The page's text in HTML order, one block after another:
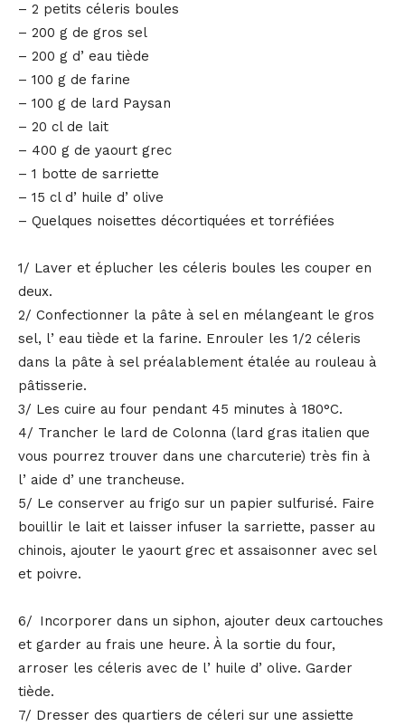
– 2 petits céleris boules
– 200 g de gros sel
– 200 g dʼeau tiède
– 100 g de farine
– 100 g de lard Paysan
– 20 cl de lait
– 400 g de yaourt grec
– 1 botte de sarriette
– 15 cl dʼhuile dʼolive
– Quelques noisettes décortiquées et torréfiées
1/ Laver et éplucher les céleris boules les couper en
deux.
2/ Confectionner la pâte à sel en mélangeant le gros
sel, lʼeau tiède et la farine. Enrouler les 1/2 céleris
dans la pâte à sel préalablement étalée au rouleau à
pâtisserie.
3/ Les cuire au four pendant 45 minutes à 180°C.
4/ Trancher le lard de Colonna (lard gras italien que
vous pourrez trouver dans une charcuterie) très fin à
lʼaide dʼune trancheuse.
5/ Le conserver au frigo sur un papier sulfurisé. Faire
bouillir le lait et laisser infuser la sarriette, passer au
chinois, ajouter le yaourt grec et assaisonner avec sel
et poivre.
6/ Incorporer dans un siphon, ajouter deux cartouches
et garder au frais une heure. À la sortie du four,
arroser les céleris avec de lʼhuile dʼolive. Garder
tiède.
7/ Dresser des quartiers de céleri sur une assiette